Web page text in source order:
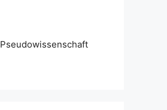
Pseudowissenschaft